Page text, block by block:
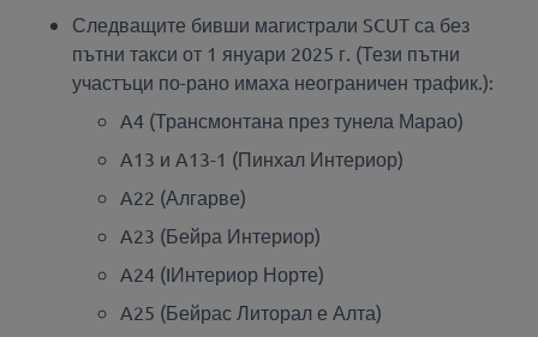
Следващите бивши магистрали SCUT са без
пътни такси от 1 януари 2025 г. (Тези пътни
участъци по-рано имаха неограничен трафик.):
A4 (Трансмонтана през тунела Марао)
A13 и A13-1 (Пинхал Интериор)
A22 (Алгарве)
A23 (Бейра Интериор)
A24 (IИнтериор Норте)
A25 (Бейрас Литорал е Алта)